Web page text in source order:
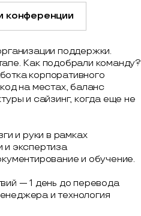
конференции
поддержки.
Как подобрали команду?
корпоративного
на местах, баланс
и сайзинг, когда еще не
и руки в рамках
и экспертиза
и обучение.
— 1 день до перевода
и технология